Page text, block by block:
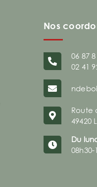
Nos
06 87
02 41
Route
49420
Du